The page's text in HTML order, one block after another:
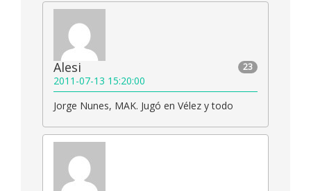
23
Alesi
2011-07-13 15:20:00
Jorge Nunes, MAK. Jugó en Vélez y todo